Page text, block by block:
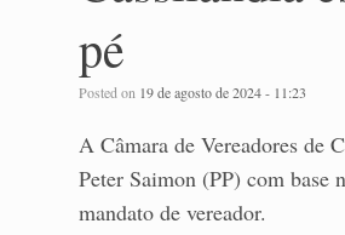
pé
Posted on 19 de agosto de 2024 - 11:23
A Câmara de Vereadores de
Peter Saimon (PP) com base
mandato de vereador.